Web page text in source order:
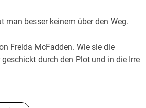
man besser keinem über den Weg.
Freida McFadden. Wie sie die
durch den Plot und in die Irre